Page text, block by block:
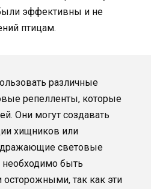
эффективны и не
птицам.
различные
репелленты, которые
Они могут создавать
хищников или
световые
быть
так как эти